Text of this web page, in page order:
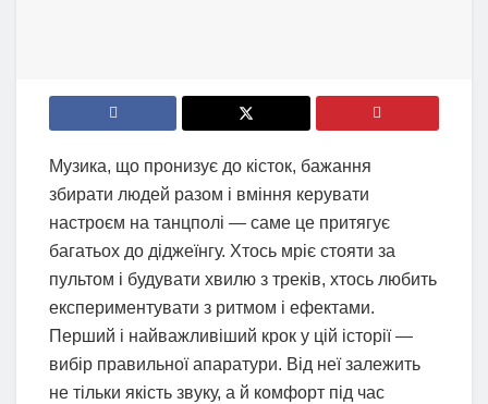
Музика, що пронизує до кісток, бажання
збирати людей разом і вміння керувати
настроєм на танцполі — саме це притягує
багатьох до діджеїнгу. Хтось мріє стояти за
пультом і будувати хвилю з треків, хтось любить
експериментувати з ритмом і ефектами.
Перший і найважливіший крок у цій історії —
вибір правильної апаратури. Від неї залежить
не тільки якість звуку, а й комфорт під час